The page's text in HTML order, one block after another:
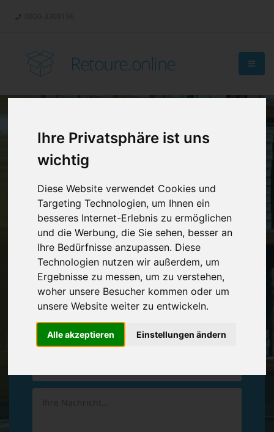
Ihre Privatsphäre ist uns
wichtig
Diese Website verwendet Cookies und
Targeting Technologien, um Ihnen ein
besseres Internet-Erlebnis zu ermöglichen
und die Werbung, die Sie sehen, besser an
Ihre Bedürfnisse anzupassen. Diese
Technologien nutzen wir außerdem, um
Ergebnisse zu messen, um zu verstehen,
woher unsere Besucher kommen oder um
unsere Website weiter zu entwickeln.
Alle akzeptieren Einstellungen ändern
Retoure.online
Retouren-
Management?
Vereinbaren Sie einenRückruf
Hinterlassen Sie uns gern eine persönliche Nachricht.